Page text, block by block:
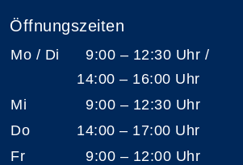
Öffnungszeiten
Mo / Di
9:00 – 12:30 Uhr /
14:00 – 16:00 Uhr
Mi
9:00 – 12:30 Uhr
Do
14:00 – 17:00 Uhr
Fr
9:00 – 12:00 Uhr